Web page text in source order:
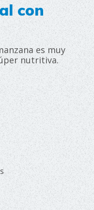
con
es muy
nutritiva.